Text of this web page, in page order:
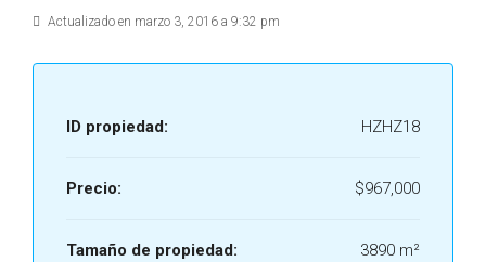
Actualizado en marzo 3, 2016 a 9:32 pm
ID propiedad: HZHZ18
Precio: $967,000
Tamaño de propiedad: 3890 m²